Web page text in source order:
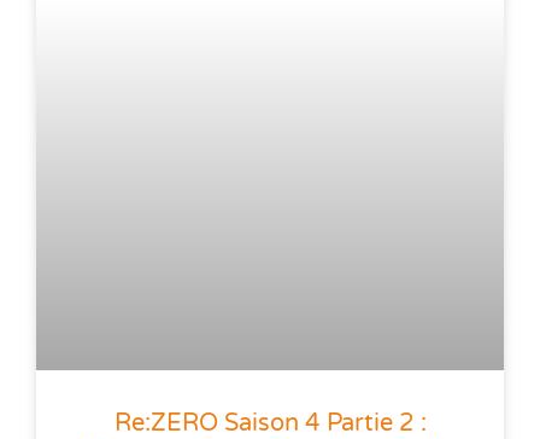
Re:ZERO Saison 4 Partie 2 :